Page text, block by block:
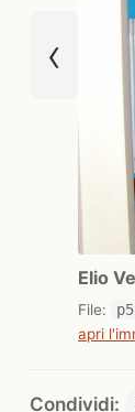
‹
Elio
File:
apri
Condividi: